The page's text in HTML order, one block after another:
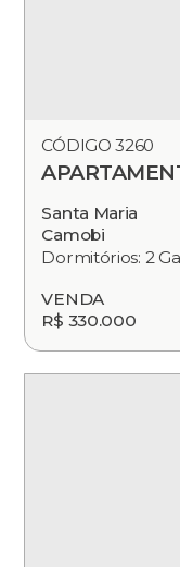
CÓDIGO 3260
Santa Maria
Camobi
Dormitórios: 2
VENDA
R$ 330.000